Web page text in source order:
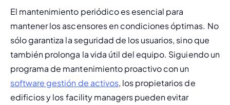
El mantenimiento periódico es esencial para
mantener los ascensores en condiciones óptimas. No
sólo garantiza la seguridad de los usuarios, sino que
también prolonga la vida útil del equipo. Siguiendo un
programa de mantenimiento proactivo
software gestión de activos, los propietarios de
edificios y los facility managers pueden evitar